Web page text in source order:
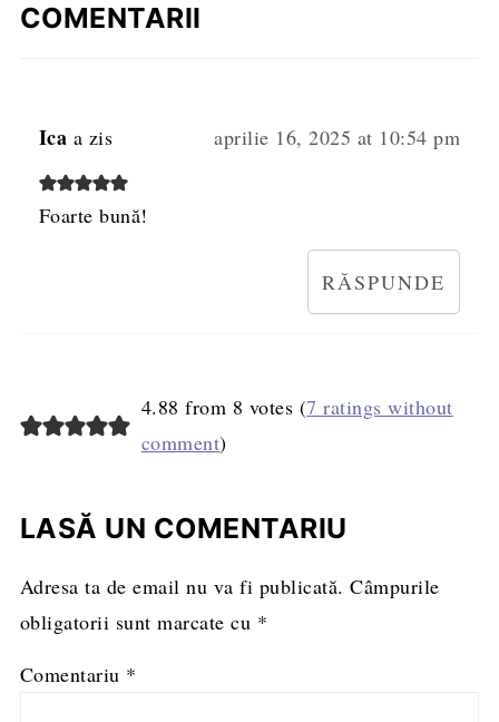
COMENTARII
Ica a zis aprilie 16, 2025 at 10:54 pm
Foarte bună!
RĂSPUNDE
4.88 from 8 votes (7 ratings without
comment)
LASĂ UN COMENTARIU
Adresa ta de email nu va fi publicată. Câmpurile
obligatorii sunt marcate cu *
Comentariu *